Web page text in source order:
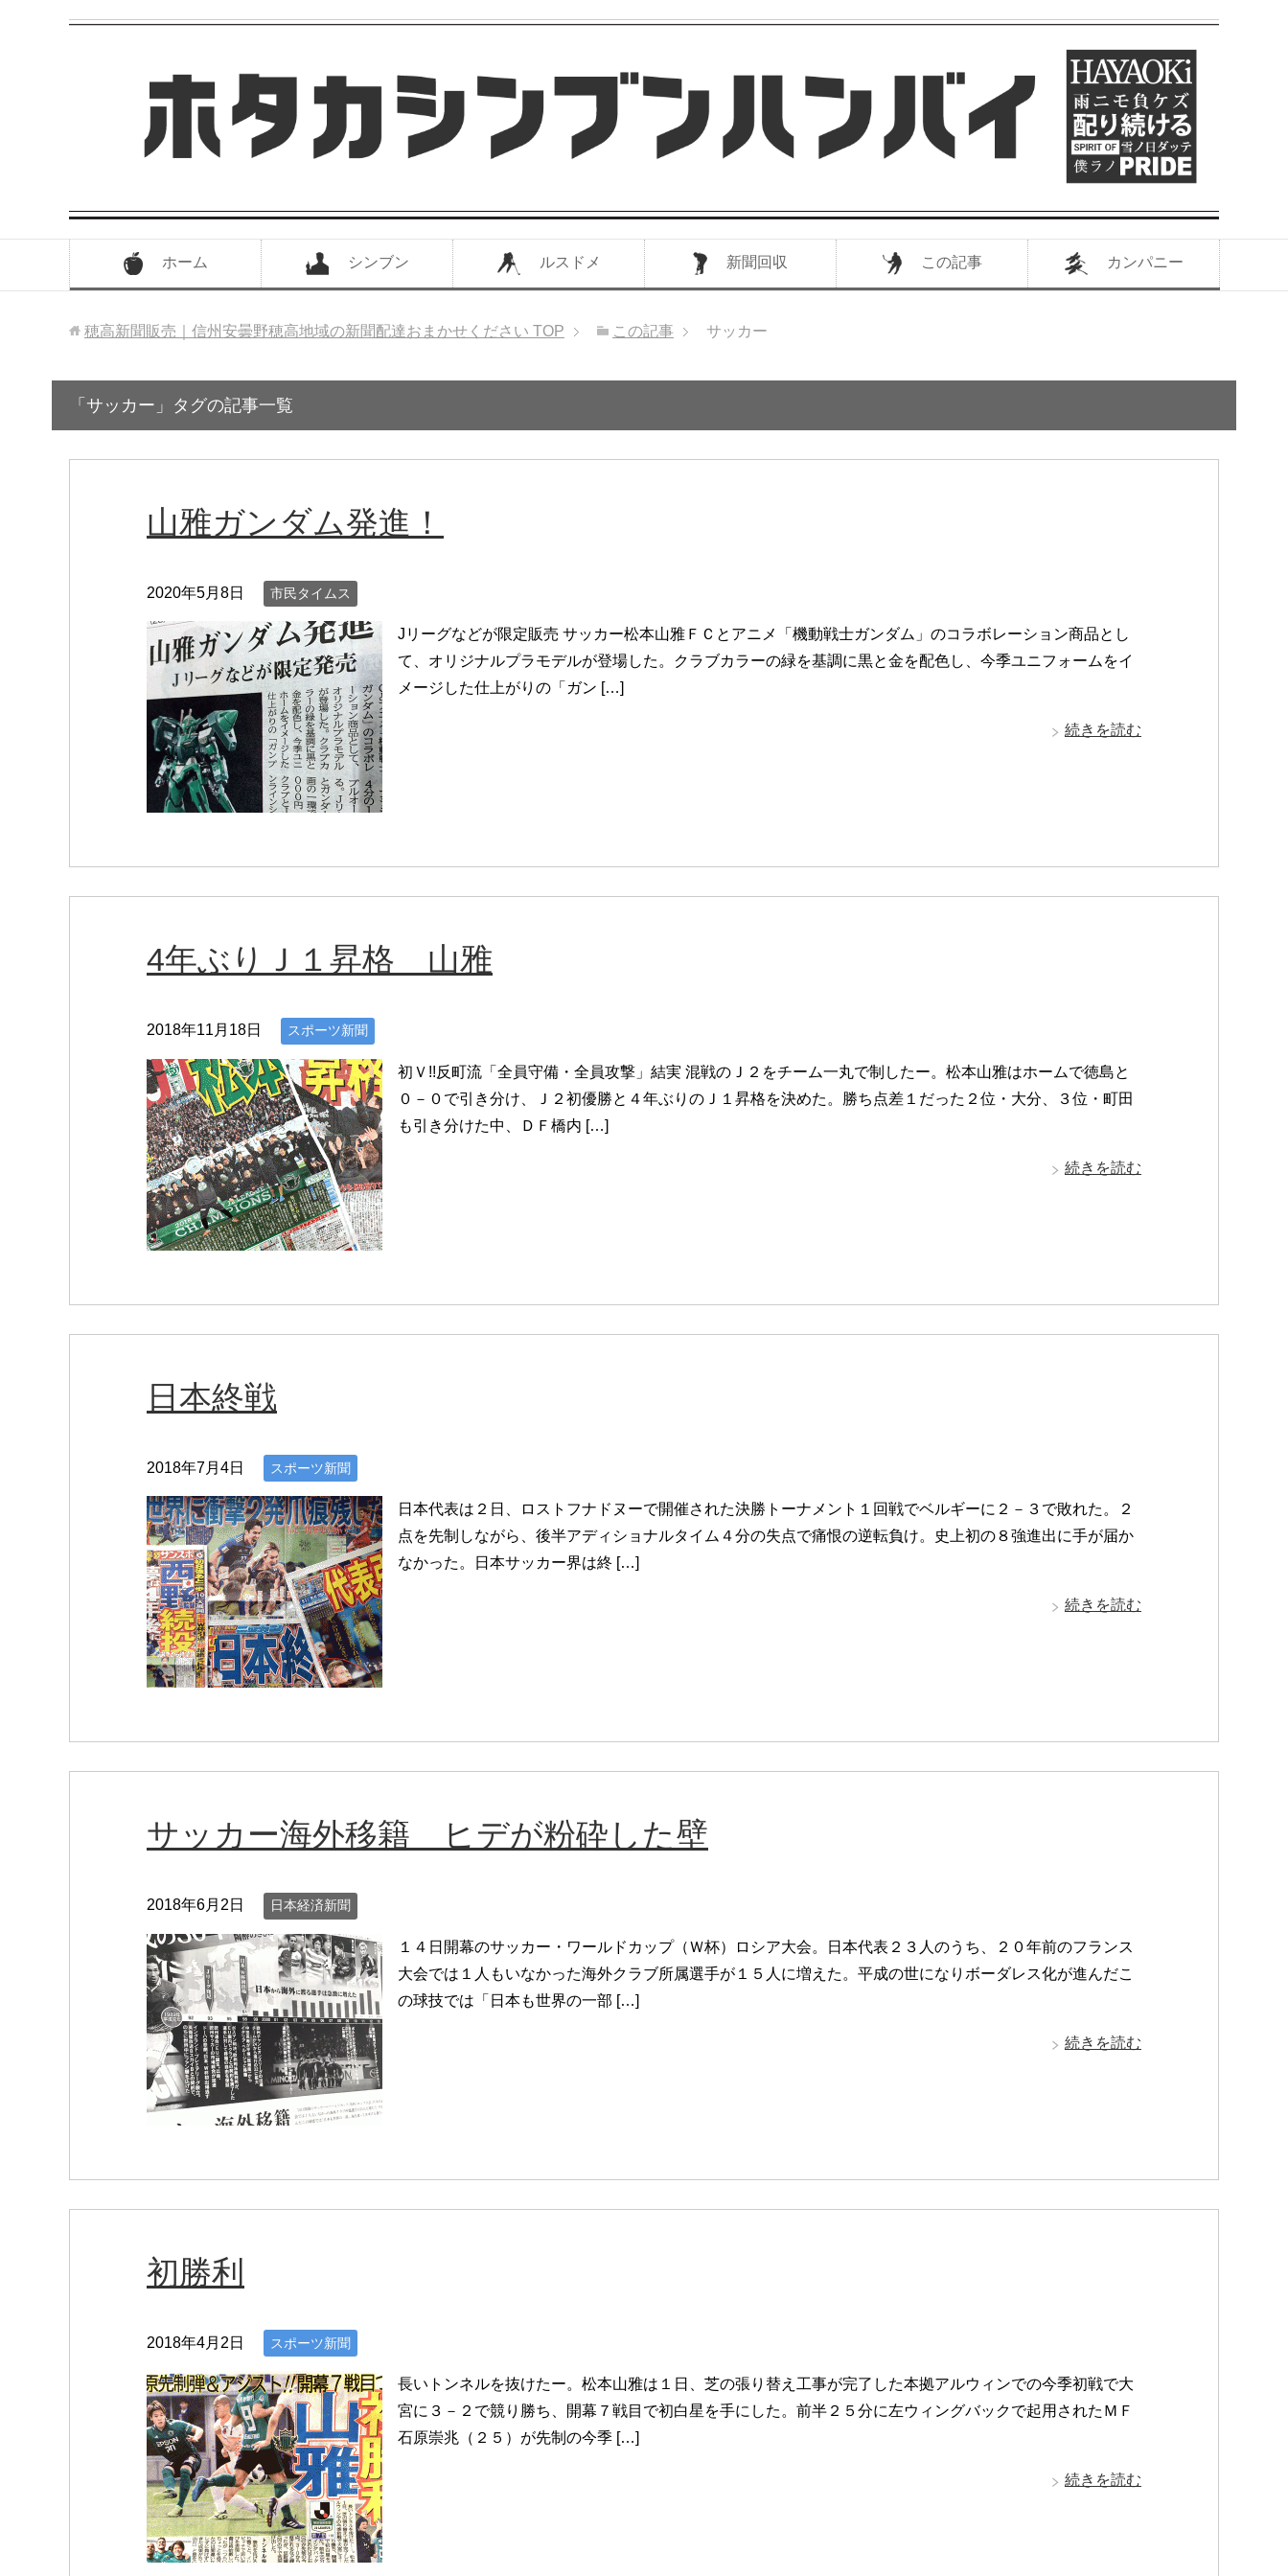
ホーム シンブン ルスドメ 新聞回収 この記事 カンパニー
穂高新聞販売｜信州安曇野穂高地域の新聞配達おまかせください TOP この記事 サッカー
「サッカー」タグの記事一覧
山雅ガンダム発進！
2020年5月8日 市民タイムス
Jリーグなどが限定販売 サッカー松本山雅ＦＣとアニメ「機動戦士ガンダム」のコラボレーション商品とし
て、オリジナルプラモデルが登場した。クラブカラーの緑を基調に黒と金を配色し、今季ユニフォームをイ
メージした仕上がりの「ガン […]
続きを読む
4年ぶりＪ１昇格 山雅
2018年11月18日 スポーツ新聞
初Ｖ!!反町流「全員守備・全員攻撃」結実 混戦のＪ２をチーム一丸で制したー。松本山雅はホームで徳島と
０－０で引き分け、Ｊ２初優勝と４年ぶりのＪ１昇格を決めた。勝ち点差１だった２位・大分、３位・町田
も引き分けた中、ＤＦ橋内 […]
続きを読む
日本終戦
2018年7月4日 スポーツ新聞
日本代表は２日、ロストフナドヌーで開催された決勝トーナメント１回戦でベルギーに２－３で敗れた。２
点を先制しながら、後半アディショナルタイム４分の失点で痛恨の逆転負け。史上初の８強進出に手が届か
なかった。日本サッカー界は終 […]
続きを読む
サッカー海外移籍 ヒデが粉砕した壁
2018年6月2日 日本経済新聞
１４日開幕のサッカー・ワールドカップ（Ｗ杯）ロシア大会。日本代表２３人のうち、２０年前のフランス
大会では１人もいなかった海外クラブ所属選手が１５人に増えた。平成の世になりボーダレス化が進んだこ
の球技では「日本も世界の一部 […]
続きを読む
初勝利
2018年4月2日 スポーツ新聞
長いトンネルを抜けたー。松本山雅は１日、芝の張り替え工事が完了した本拠アルウィンでの今季初戦で大
宮に３－２で競り勝ち、開幕７戦目で初白星を手にした。前半２５分に左ウィングバックで起用されたＭＦ
石原崇兆（２５）が先制の今季 […]
続きを読む